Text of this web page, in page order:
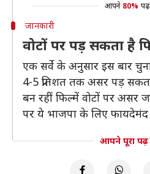
आपने 80% पढ़
जानकारी
वोटों पर पड़ सकता है
एक सर्वे के अनुसार इस बार
4-5 प्रतिशत तक असर पड़ सकता
बन रहीं फिल्में वोटों पर असर
पर ये भाजपा के लिए फायदेमंद
आपने पूरा पढ़